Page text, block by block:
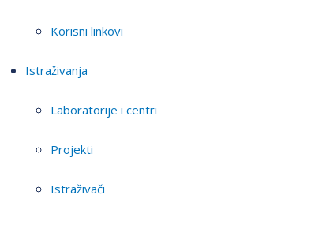
Korisni linkovi
Istraživanja
Laboratorije i centri
Projekti
Istraživači